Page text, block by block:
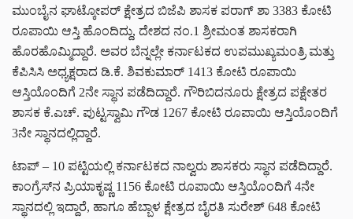
ಮುಂಬೈನ ಘಾಟ್ಕೋಪರ್‌ ಕ್ಷೇತ್ರದ ಬಿಜೆಪಿ ಶಾಸಕ ಪರಾಗ್‌ ಶಾ 3383 ಕೋಟಿ
ರೂಪಾಯಿ ಆಸ್ತಿ ಹೊಂದಿದ್ದು, ದೇಶದ ನಂ.1 ಶ್ರೀಮಂತ ಶಾಸಕರಾಗಿ
ಹೊರಹೊಮ್ಮಿದ್ದಾರೆ. ಅವರ ಬೆನ್ನಲ್ಲೇ ಕರ್ನಾಟಕದ ಉಪಮುಖ್ಯಮಂತ್ರಿ ಮತ್ತು
ಕೆಪಿಸಿಸಿ ಅಧ್ಯಕ್ಷರಾದ ಡಿ.ಕೆ. ಶಿವಕುಮಾರ್‌ 1413 ಕೋಟಿ ರೂಪಾಯಿ
ಆಸ್ತಿಯೊಂದಿಗೆ 2ನೇ ಸ್ಥಾನ ಪಡೆದಿದ್ದಾರೆ. ಗೌರಿಬಿದನೂರು ಕ್ಷೇತ್ರದ ಪಕ್ಷೇತರ
ಶಾಸಕ ಕೆ.ಎಚ್. ಪುಟ್ಟಸ್ವಾಮಿ ಗೌಡ 1267 ಕೋಟಿ ರೂಪಾಯಿ ಆಸ್ತಿಯೊಂದಿಗೆ
3ನೇ ಸ್ಥಾನದಲ್ಲಿದ್ದಾರೆ.
ಟಾಪ್‌ – 10 ಪಟ್ಟಿಯಲ್ಲಿ ಕರ್ನಾಟಕದ ನಾಲ್ವರು ಶಾಸಕರು ಸ್ಥಾನ ಪಡೆದಿದ್ದಾರೆ.
ಕಾಂಗ್ರೆಸ್‌ನ ಪ್ರಿಯಾಕೃಷ್ಣ 1156 ಕೋಟಿ ರೂಪಾಯಿ ಆಸ್ತಿಯೊಂದಿಗೆ 4ನೇ
ಸ್ಥಾನದಲ್ಲಿ ಇದ್ದಾರೆ, ಹಾಗೂ ಹೆಬ್ಬಾಳ ಕ್ಷೇತ್ರದ ಬೈರತಿ ಸುರೇಶ್‌ 648 ಕೋಟಿ